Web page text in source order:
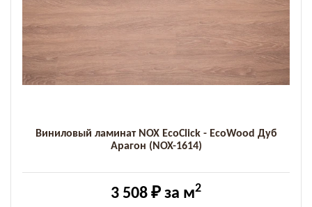
Виниловый ламинат NOX EcoClick - EcoWood Дуб
Арагон (NOX-1614)
3 508 ₽ за м2